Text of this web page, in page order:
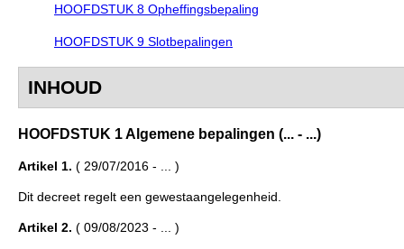
HOOFDSTUK 8 Opheffingsbepaling
HOOFDSTUK 9 Slotbepalingen
INHOUD
HOOFDSTUK 1 Algemene bepalingen (... - ...)
Artikel 1. ( 29/07/2016 - ... )
Dit decreet regelt een gewestaangelegenheid.
Artikel 2. ( 09/08/2023 - ... )